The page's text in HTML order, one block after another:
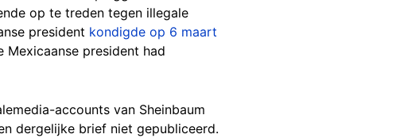
op te treden tegen illegale
president kondigde op 6 maart
president had
accounts van Sheinbaum
dergelijke brief niet gepubliceerd.